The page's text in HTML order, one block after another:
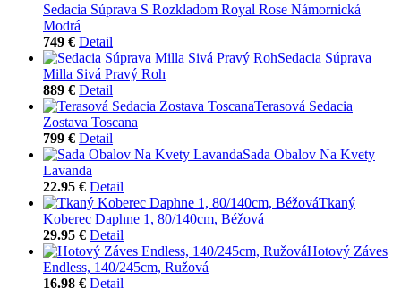
Sedacia Súprava S Rozkladom Royal Rose Námornická
Modrá
749 € Detail
Sedacia Súprava
Milla Sivá Pravý Roh
889 € Detail
Terasová Sedacia
Zostava Toscana
799 € Detail
Sada Obalov Na Kvety
Lavanda
22.95 € Detail
Tkaný
Koberec Daphne 1, 80/140cm, Béžová
29.95 € Detail
Hotový Záves
Endless, 140/245cm, Ružová
16.98 € Detail